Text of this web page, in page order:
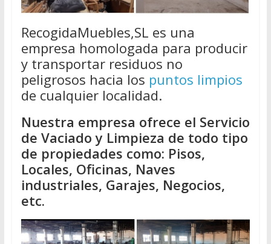
RecogidaMuebles,SL es una
empresa homologada para producir
y transportar residuos no
peligrosos hacia los puntos limpios
de cualquier localidad.
Nuestra empresa ofrece el Servicio
de Vaciado y Limpieza de todo tipo
de propiedades como: Pisos,
Locales, Oficinas, Naves
industriales, Garajes, Negocios,
etc.